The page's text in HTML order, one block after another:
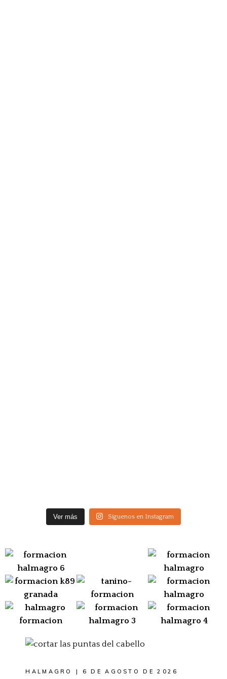
Ver más Síguenos en Instagram
HALMAGRO 6 DE AGOSTO DE 2026